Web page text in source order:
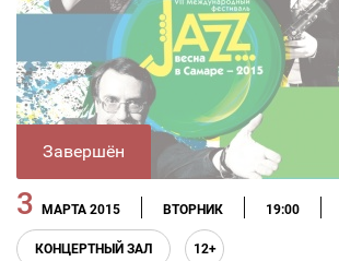
Завершён
3 МАРТА 2015 ВТОРНИК 19:00
КОНЦЕРТНЫЙ ЗАЛ 12+